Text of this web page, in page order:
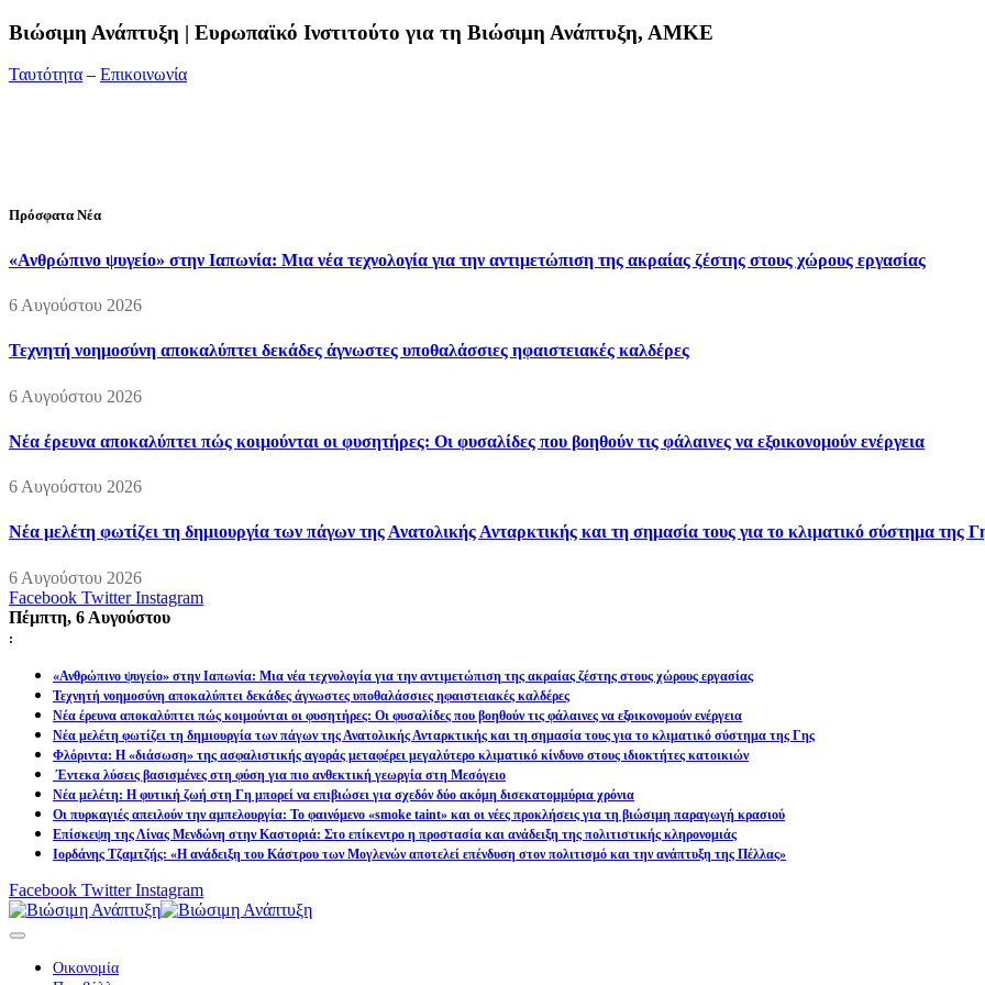
Bιώσιμη Ανάπτυξη | Ευρωπαϊκό Ινστιτούτο για τη Βιώσιμη Ανάπτυξη, ΑΜΚΕ
Ταυτότητα – Επικοινωνία
Πρόσφατα Νέα
«Ανθρώπινο ψυγείο» στην Ιαπωνία: Μια νέα τεχνολογία για την αντιμετώπιση της ακραίας ζέστης στους χώρους εργασίας
6 Αυγούστου 2026
Τεχνητή νοημοσύνη αποκαλύπτει δεκάδες άγνωστες υποθαλάσσιες ηφαιστειακές καλδέρες
6 Αυγούστου 2026
Νέα έρευνα αποκαλύπτει πώς κοιμούνται οι φυσητήρες: Οι φυσαλίδες που βοηθούν τις φάλαινες να εξοικονομούν ενέργεια
6 Αυγούστου 2026
Νέα μελέτη φωτίζει τη δημιουργία των πάγων της Ανατολικής Ανταρκτικής και τη σημασία τους για το κλιματικό σύστημα της
6 Αυγούστου 2026
Facebook Twitter Instagram
Πέμπτη, 6 Αυγούστου
:
«Ανθρώπινο ψυγείο» στην Ιαπωνία: Μια νέα τεχνολογία για την αντιμετώπιση της ακραίας ζέστης στους χώρους εργασίας
Τεχνητή νοημοσύνη αποκαλύπτει δεκάδες άγνωστες υποθαλάσσιες ηφαιστειακές καλδέρες
Νέα έρευνα αποκαλύπτει πώς κοιμούνται οι φυσητήρες: Οι φυσαλίδες που βοηθούν τις φάλαινες να εξοικονομούν ενέργεια
Νέα μελέτη φωτίζει τη δημιουργία των πάγων της Ανατολικής Ανταρκτικής και τη σημασία τους για το κλιματικό σύστημα της Γης
Φλόριντα: Η «διάσωση» της ασφαλιστικής αγοράς μεταφέρει μεγαλύτερο κλιματικό κίνδυνο στους ιδιοκτήτες κατοικιών
Έντεκα λύσεις βασισμένες στη φύση για πιο ανθεκτική γεωργία στη Μεσόγειο
Νέα μελέτη: Η φυτική ζωή στη Γη μπορεί να επιβιώσει για σχεδόν δύο ακόμη δισεκατομμύρια χρόνια
Οι πυρκαγιές απειλούν την αμπελουργία: Το φαινόμενο «smoke taint» και οι νέες προκλήσεις για τη βιώσιμη παραγωγή κρασιού
Επίσκεψη της Λίνας Μενδώνη στην Καστοριά: Στο επίκεντρο η προστασία και ανάδειξη της πολιτιστικής κληρονομιάς
Ιορδάνης Τζαμτζής: «Η ανάδειξη του Κάστρου των Μογλενών αποτελεί επένδυση στον πολιτισμό και την ανάπτυξη της Πέλλας»
Facebook Twitter Instagram
Οικονομία